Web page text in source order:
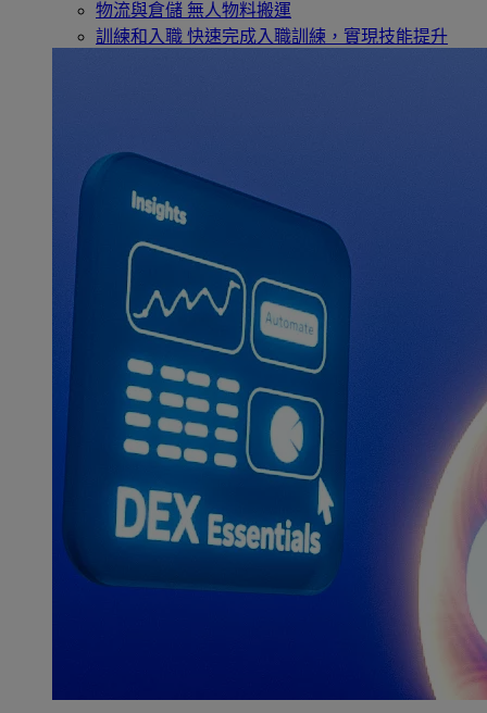
物流與倉儲 無人物料搬運
訓練和入職 快速完成入職訓練，實現技能提升